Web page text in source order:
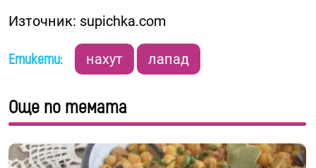
Източник: supichka.com
Етикети: нахут лапад
Още по темата